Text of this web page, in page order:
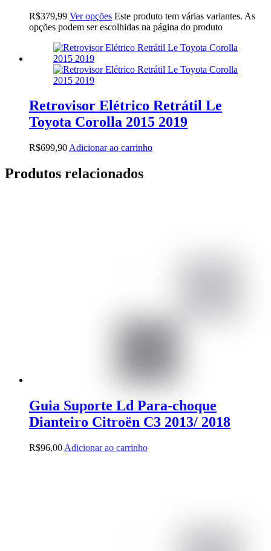
R$379,99 Ver opções Este produto tem várias variantes. As
opções podem ser escolhidas na página do produto
Retrovisor Elétrico Retrátil Le
Toyota Corolla 2015 2019
R$699,90 Adicionar ao carrinho
Produtos relacionados
Guia Suporte Ld Para-choque
Dianteiro Citroën C3 2013/ 2018
R$96,00 Adicionar ao carrinho